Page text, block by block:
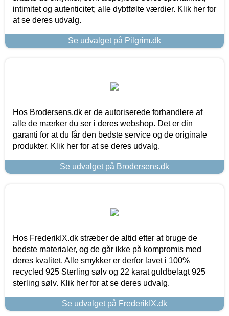
intimitet og autenticitet; alle dybtfølte værdier. Klik her for
at se deres udvalg.
Se udvalget på Pilgrim.dk
Hos Brodersens.dk er de autoriserede forhandlere af
alle de mærker du ser i deres webshop. Det er din
garanti for at du får den bedste service og de originale
produkter. Klik her for at se deres udvalg.
Se udvalget på Brodersens.dk
Hos FrederikIX.dk stræber de altid efter at bruge de
bedste materialer, og de går ikke på kompromis med
deres kvalitet. Alle smykker er derfor lavet i 100%
recycled 925 Sterling sølv og 22 karat guldbelagt 925
sterling sølv. Klik her for at se deres udvalg.
Se udvalget på FrederikIX.dk